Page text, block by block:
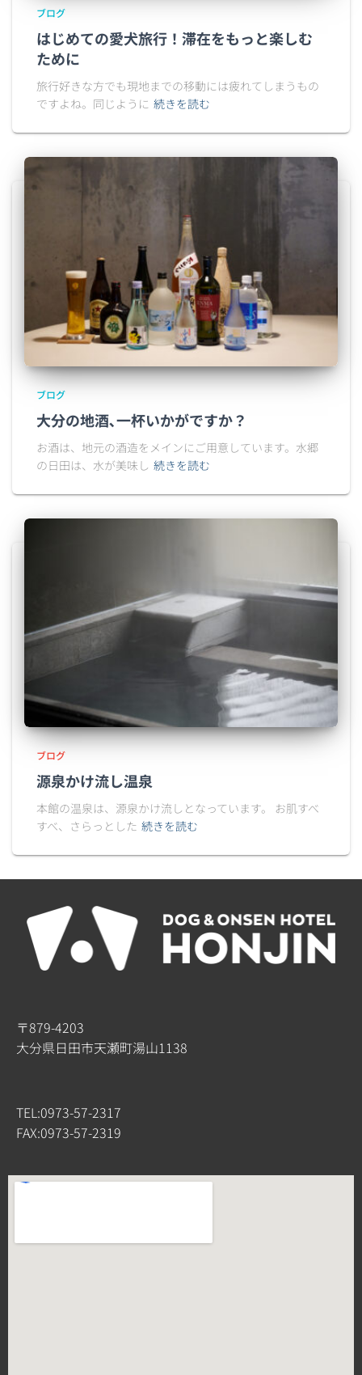
ブログ
はじめての愛犬旅行！滞在をもっと楽しむ
ために
旅行好きな方でも現地までの移動には疲れてしまうもの
ですよね。同じように 続きを読む
ブログ
大分の地酒､一杯いかがですか？
お酒は、地元の酒造をメインにご用意しています。水郷
の日田は、水が美味し 続きを読む
ブログ
源泉かけ流し温泉
本館の温泉は、源泉かけ流しとなっています。 お肌すべ
すべ、さらっとした 続きを読む
〒879-4203
大分県日田市天瀬町湯山1138
TEL:0973-57-2317
FAX:0973-57-2319